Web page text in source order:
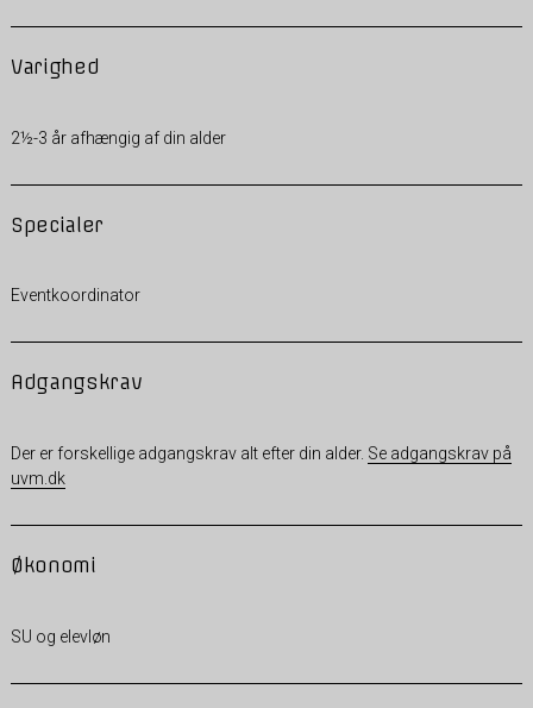
Varighed
2½-3 år afhængig af din alder
Specialer
Eventkoordinator
Adgangskrav
Der er forskellige adgangskrav alt efter din alder. Se adgangskrav på
uvm.dk
Økonomi
SU og elevløn